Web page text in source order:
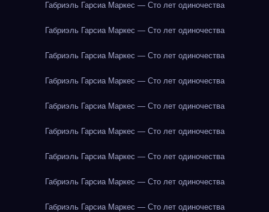
Габриэль Гарсиа Маркес — Сто лет одиночества
Габриэль Гарсиа Маркес — Сто лет одиночества
Габриэль Гарсиа Маркес — Сто лет одиночества
Габриэль Гарсиа Маркес — Сто лет одиночества
Габриэль Гарсиа Маркес — Сто лет одиночества
Габриэль Гарсиа Маркес — Сто лет одиночества
Габриэль Гарсиа Маркес — Сто лет одиночества
Габриэль Гарсиа Маркес — Сто лет одиночества
Габриэль Гарсиа Маркес — Сто лет одиночества